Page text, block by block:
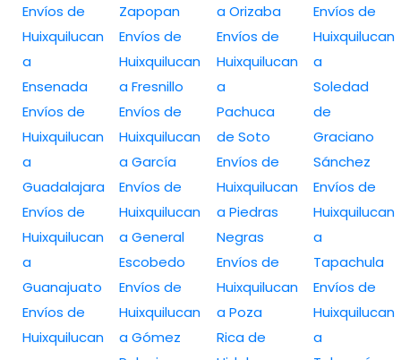
Envíos de
Huixquilucan
a
Ensenada
Envíos de
Huixquilucan
a
Guadalajara
Envíos de
Huixquilucan
a
Guanajuato
Envíos de
Huixquilucan
Zapopan
Envíos de
Huixquilucan
a Fresnillo
Envíos de
Huixquilucan
a García
Envíos de
Huixquilucan
a General
Escobedo
Envíos de
Huixquilucan
a Gómez
a Orizaba
Envíos de
Huixquilucan
a
Pachuca
de Soto
Envíos de
Huixquilucan
a Piedras
Negras
Envíos de
Huixquilucan
a Poza
Rica de
Envíos de
Huixquilucan
a
Soledad
de
Graciano
Sánchez
Envíos de
Huixquilucan
a
Tapachula
Envíos de
Huixquilucan
a